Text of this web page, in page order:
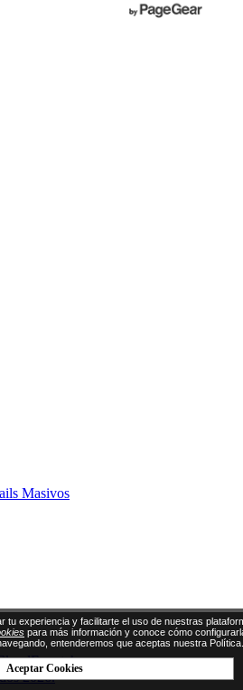
Masivos
2026.
tu experiencia y facilitarte el uso de nuestras
para más información y conoce cómo
entenderemos que aceptas nuestra Política.
Aceptar Cookies